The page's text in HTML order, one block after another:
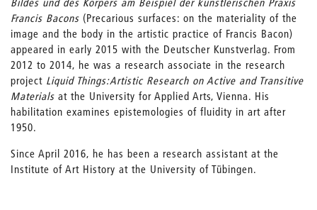
Francis Bacons (Precarious surfaces: on the materiality of the
image and the body in the artistic practice of Francis Bacon)
appeared in early 2015 with the Deutscher Kunstverlag. From
2012 to 2014, he was a research associate in the research
project Liquid Things:Artistic Research on Active and Transitive
Materials at the University for Applied Arts, Vienna. His
habilitation examines epistemologies of fluidity in art after
1950.
Since April 2016, he has been a research assistant at the
Institute of Art History at the University of Tübingen.